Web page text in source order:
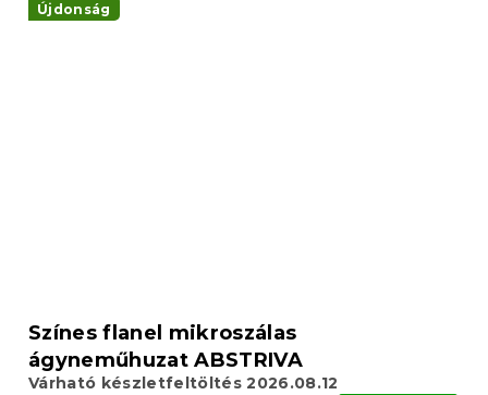
Újdonság
Színes flanel mikroszálas
ágyneműhuzat ABSTRIVA
Várható készletfeltöltés 2026.08.12